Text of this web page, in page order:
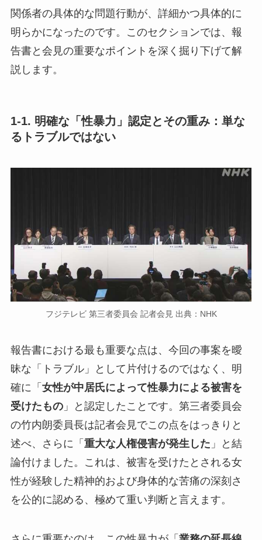
関係者の具体的な問題行動が、詳細かつ具体的に
明らかになったのです。このセクションでは、報
告書と会見の重要なポイントを深く掘り下げて解
説します。
1-1. 明確な「性暴力」認定とその重み：単な
るトラブルではない
フジテレビ 第三者委員会 記者会見 出典：NHK
報告書における最も重要な点は、今回の事案を曖
昧な「トラブル」として片付けるのではなく、明
確に「 女性が中居氏によって性暴力による被害を
受けたもの」と認定したことです。第三者委員会
の竹内朗委員長は記者会見でこの点をはっきりと
述べ、さらに「 重大な人権侵害が発生した 」と結
論付けました。これは、被害を受けたとされる女
性が経験した精神的および身体的な苦痛の深刻さ
を公的に認める、極めて重い判断と言えます。